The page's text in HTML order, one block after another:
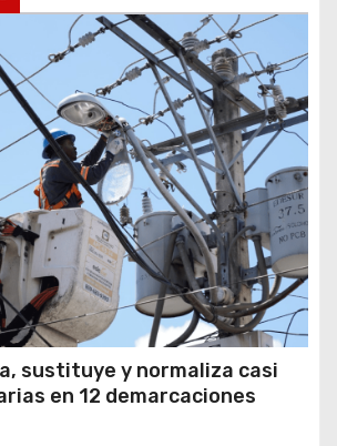
sustituye y normaliza casi
en 12 demarcaciones